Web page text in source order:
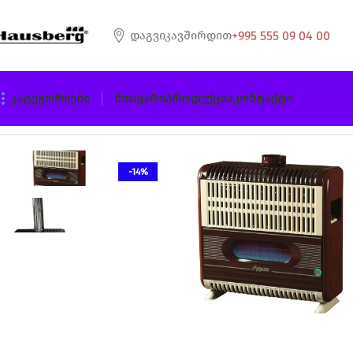
Დაგვიკავშირდით+995 555 09 04 00
Კატეგორიები ᲛთავარიᲞროდუქციაᲙონტაქტი
-14%